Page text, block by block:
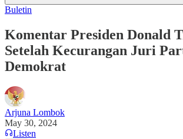
Buletin
Komentar Presiden Donald
Setelah Kecurangan Juri
Demokrat
Arjuna Lombok
May 30, 2024
Listen